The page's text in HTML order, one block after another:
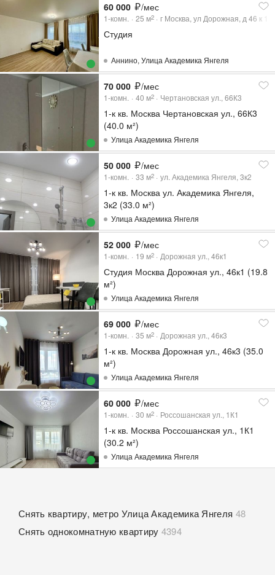
60 000 /мес
1-комн. 25 м2 г Москва, ул Дорожная, д 46 к 1
Студия
Аннино,Улица Академика Янгеля
70 000 /мес
1-комн. 40 м2 Чертановская ул., 66К3
1-к кв. Москва Чертановская ул., 66К3
(40.0 м²)
Улица Академика Янгеля
50 000 /мес
1-комн. 33 м2 ул. Академика Янгеля, 3к2
1-к кв. Москва ул. Академика Янгеля,
3к2 (33.0 м²)
Улица Академика Янгеля
52 000 /мес
1-комн. 19 м2 Дорожная ул., 46к1
Студия Москва Дорожная ул., 46к1 (19.8
м²)
Улица Академика Янгеля
69 000 /мес
1-комн. 35 м2 Дорожная ул., 46к3
1-к кв. Москва Дорожная ул., 46к3 (35.0
м²)
Улица Академика Янгеля
60 000 /мес
1-комн. 30 м2 Россошанская ул., 1К1
1-к кв. Москва Россошанская ул., 1К1
(30.2 м²)
Улица Академика Янгеля
Снять квартиру, метро Улица Академика Янгеля 48
Снять однокомнатную квартиру 4394